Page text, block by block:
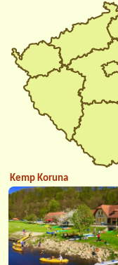
Kemp Koruna